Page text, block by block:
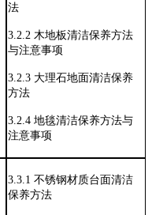
法
3.2.2木地板清洁保养方法
与注意事项
3.2.3 大理石地面清洁保养
方法
3.2.4地毯清洁保养方法与
注意事项
3.3.1不锈钢材质台面清洁
保养方法